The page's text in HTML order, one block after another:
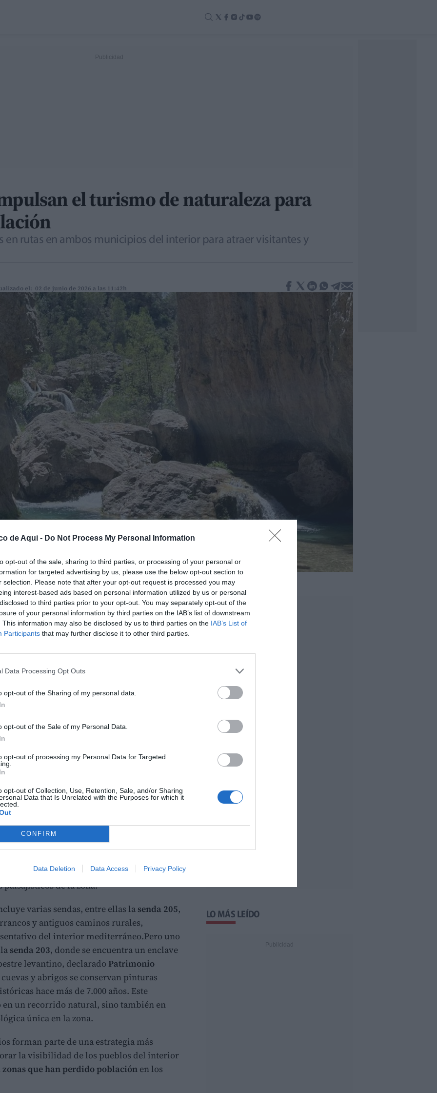
de Aqui - Do Not Process My Personal Information
opt-out of the sale, sharing to third parties, or processing of your personal or
for targeted advertising by us, please use the below opt-out section to
selection. Please note that after your opt-out request is processed you may
interest-based ads based on personal information utilized by us or personal
to third parties prior to your opt-out. You may separately opt-out of the
of your personal information by third parties on the IAB’s list of downstream
This information may also be disclosed by us to third parties on the IAB’s List of
Participants that may further disclose it to other third parties.
Data Processing Opt Outs
opt-out of the Sharing of my personal data.
opt-out of the Sale of my Personal Data.
opt-out of processing my Personal Data for Targeted
opt-out of Collection, Use, Retention, Sale, and/or Sharing
Data that Is Unrelated with the Purposes for which it
CONFIRM
Data Deletion Data Access Privacy Policy
el turismo de naturaleza para
en rutas en ambos municipios del interior para atraer visitantes y
el: 02 de junio de 2026 a las 11:42h
fuente preferida de Google de forma gratuita.
en varios municipios del interior,
la despoblación y dinamizar la
Comunitat Valenciana’
en zonas rurales. En total, la
municipios, con una inversión de
es la
reclamos naturales del municipio.
montaña y roca, pero sobre todo por el
camino. A lo largo de la ruta se encuentran
muy valoradas por senderistas y
Fraile, una formación rocosa muy
dominante en el entorno, que se ha
de la zona.
varias sendas, entre ellas la senda 205,
y antiguos caminos rurales,
del interior mediterráneo.Pero uno
senda 203, donde se encuentra un enclave
levantino, declarado Patrimonio
cuevas y abrigos se conservan pinturas
hace más de 7.000 años. Este
un recorrido natural, sino también en
única en la zona.
forman parte de una estrategia más
la visibilidad de los pueblos del interior
zonas que han perdido población en los
LO MÁS LEÍDO